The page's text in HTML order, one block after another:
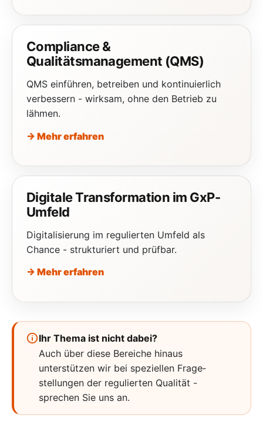
Compliance &
Qualitätsmanagement (QMS)
QMS einführen, betreiben und kontinuierlich
verbessern - wirksam, ohne den Betrieb zu
lähmen.
→ Mehr erfahren
Digitale Transformation im GxP-
Umfeld
Digitalisierung im regulierten Umfeld als
Chance - strukturiert und prüfbar.
→ Mehr erfahren
Ihr Thema ist nicht dabei?
Auch über diese Bereiche hinaus
unterstützen wir bei speziellen Frage­
stellungen der regulierten Qualität -
sprechen Sie uns an.